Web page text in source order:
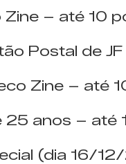
Zine – até 10
Postal de
Zine – até
25 anos – até
(dia 16/